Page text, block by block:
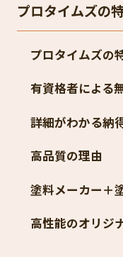
プロタイムズの
プロタイムズの
有資格者による
詳細がわかる納
高品質の理由
塗料メーカー＋
高性能のオリジ